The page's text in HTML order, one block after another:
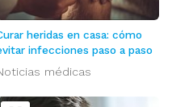
heridas en casa: cómo
infecciones paso a paso
médicas